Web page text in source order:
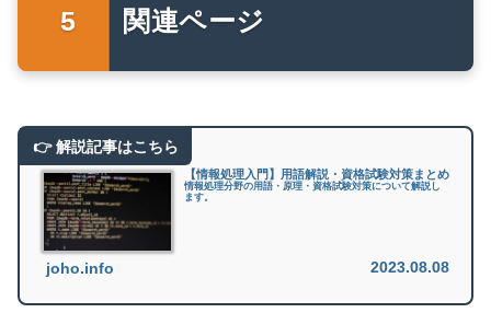
関連ページ
【情報処理入門】用語解説・資格試験対策まとめ
情報処理分野の用語・原理・資格試験対策について解説し
ます。
joho.info 2023.08.08